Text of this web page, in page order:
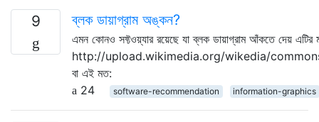
9 ব্লক ডায়াগ্রাম অঙ্কন?
এমন কোনও সফ্টওয়্যার রয়েছে যা ব্লক ডায়াগ্রাম আঁকতে দেয় এটির
http://upload.wikimedia.org/wikedia/
বা এই মত:
24
software-recommendation information-graphics